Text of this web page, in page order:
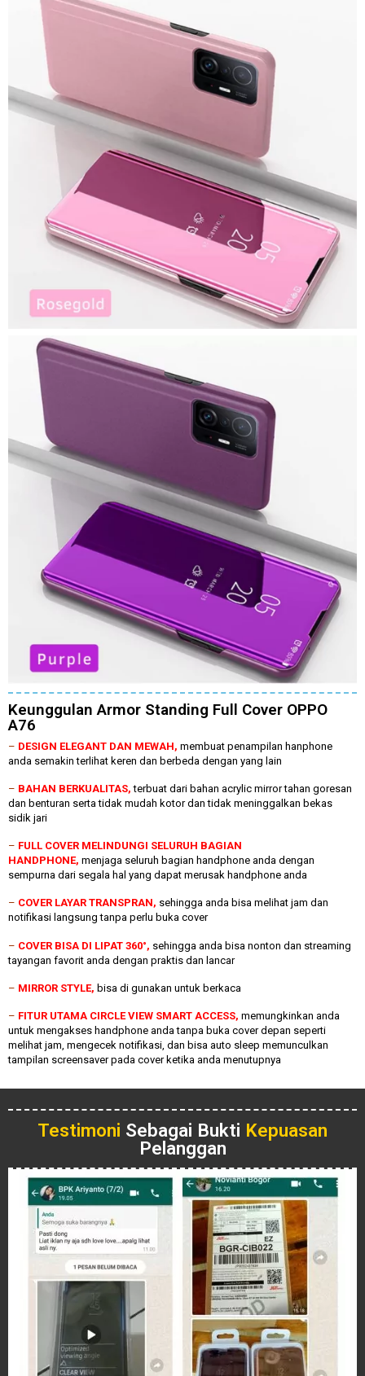
Keunggulan Armor Standing Full Cover OPPO
A76
– DESIGN ELEGANT DAN MEWAH, membuat penampilan hanphone
anda semakin terlihat keren dan berbeda dengan yang lain
– BAHAN BERKUALITAS,terbuat dari bahan acrylic mirror tahan goresan
dan benturan serta tidak mudah kotor dan tidak meninggalkan bekas
sidik jari
– FULL COVER MELINDUNGI SELURUH BAGIAN
HANDPHONE, menjaga seluruh bagian handphone anda dengan
sempurna dari segala hal yang dapat merusak handphone anda
– COVER LAYAR TRANSPRAN, sehingga anda bisa melihat jam dan
notifikasi langsung tanpa perlu buka cover
– COVER BISA DI LIPAT 360°, sehingga anda bisa nonton dan streaming
tayangan favorit anda dengan praktis dan lancar
– MIRROR STYLE, bisa di gunakan untuk berkaca
– FITUR UTAMA CIRCLE VIEW SMART ACCESS, memungkinkan anda
untuk mengakses handphone anda tanpa buka cover depan seperti
melihat jam, mengecek notifikasi, dan bisa auto sleep memunculkan
tampilan screensaver pada cover ketika anda menutupnya
Testimoni Sebagai Bukti Kepuasan
Pelanggan